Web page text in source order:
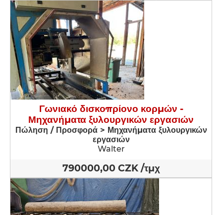
Γωνιακό δισκοπρίονο κορμών -
Μηχανήματα ξυλουργικών εργασιών
Πώληση / Προσφορά > Μηχανήματα ξυλουργικών
εργασιών
Walter
790000,00 CZK /τμχ